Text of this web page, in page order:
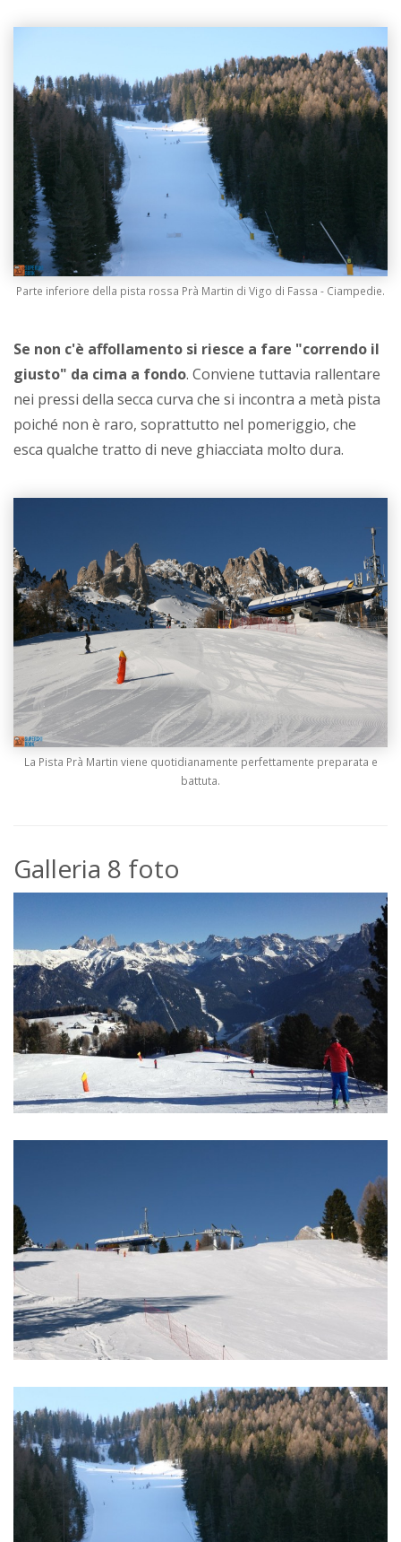
Parte inferiore della pista rossa Prà Martin di Vigo di Fassa - Ciampedie.
Se non c'è affollamento si riesce a fare "correndo il
giusto" da cima a fondo. Conviene tuttavia rallentare
nei pressi della secca curva che si incontra a metà pista
poiché non è raro, soprattutto nel pomeriggio, che
esca qualche tratto di neve ghiacciata molto dura.
La Pista Prà Martin viene quotidianamente perfettamente preparata e
battuta.
Galleria 8 foto